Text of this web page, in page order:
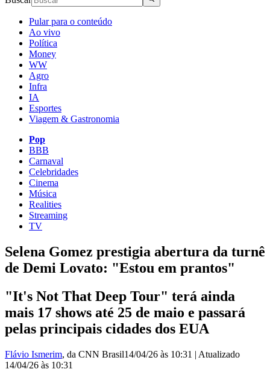
Pular para o conteúdo
Ao vivo
Política
Money
WW
Agro
Infra
IA
Esportes
Viagem & Gastronomia
Pop
BBB
Carnaval
Celebridades
Cinema
Música
Realities
Streaming
TV
Selena Gomez prestigia abertura da turnê
de Demi Lovato: "Estou em prantos"
"It's Not That Deep Tour" terá ainda
mais 17 shows até 25 de maio e passará
pelas principais cidades dos EUA
Flávio Ismerim, da CNN Brasil14/04/26 às 10:31 | Atualizado
14/04/26 às 10:31